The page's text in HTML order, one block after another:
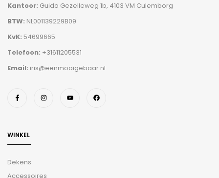
Kantoor: Guido Gezelleweg 1b, 4103 VM Culemborg
BTW: NL001139229B09
KvK: 54699665
Telefoon: +31611205531
Email: iris@eenmooigebaar.nl
WINKEL
Dekens
Accessoires